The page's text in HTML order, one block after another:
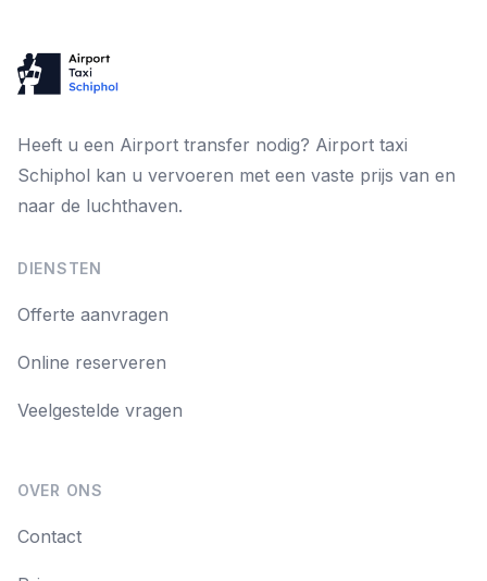
Heeft u een Airport transfer nodig? Airport taxi
Schiphol kan u vervoeren met een vaste prijs van en
naar de luchthaven.
DIENSTEN
Offerte aanvragen
Online reserveren
Veelgestelde vragen
OVER ONS
Contact